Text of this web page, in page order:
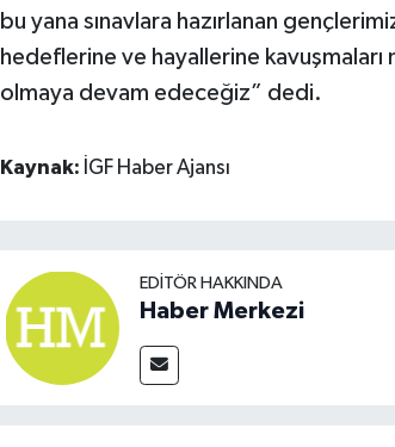
bu yana sınavlara hazırlanan
hedeflerine ve hayallerine
olmaya devam edeceğiz” dedi.
Kaynak: İGF Haber Ajansı
EDITÖR HAKKINDA
Haber Merkezi